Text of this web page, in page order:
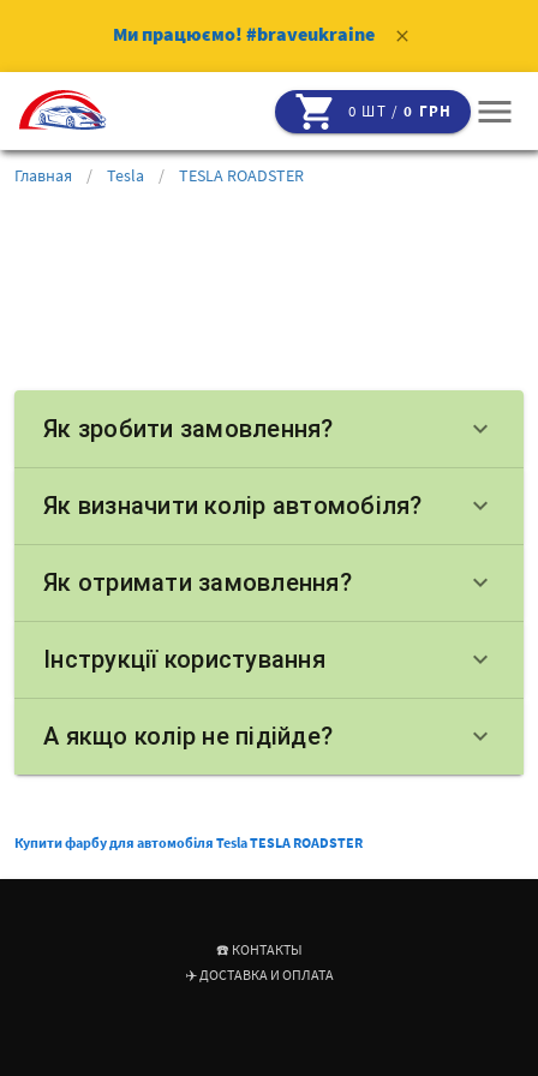
Ми працюємо! #braveukraine clear
shopping_cart 0 ШТ /0 ГРН menu
Главная / Tesla / TESLA ROADSTER
Як зробити замовлення? keyboard_arrow_down
Як визначити колір автомобіля? keyboard_arrow_down
Як отримати замовлення? keyboard_arrow_down
Інструкції користування keyboard_arrow_down
А якщо колір не підійде? keyboard_arrow_down
Купити фарбу для автомобіля Tesla TESLA ROADSTER
☎️ КОНТАКТЫ
✈️ ДОСТАВКА И ОПЛАТА